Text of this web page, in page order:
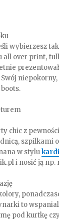
wybierzesz
over print,
chic z
szpilkami
w stylu
i nosić ją
to
pod kurtkę